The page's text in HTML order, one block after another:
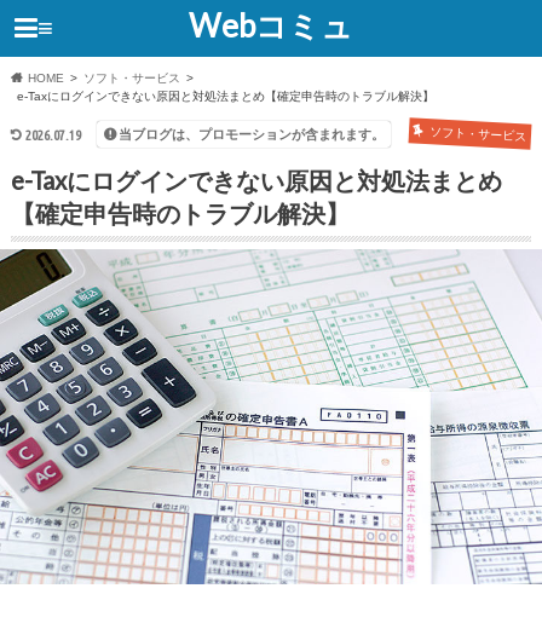
Webコミュ
≡
HOME
ソフト・サービス
e-Taxにログインできない原因と対処法まとめ【確定申告時のトラブル解決】
2026.07.19 ソフト・サービス
当ブログは、プロモーションが含まれます。
e-Taxにログインできない原因と対処法まとめ
【確定申告時のトラブル解決】